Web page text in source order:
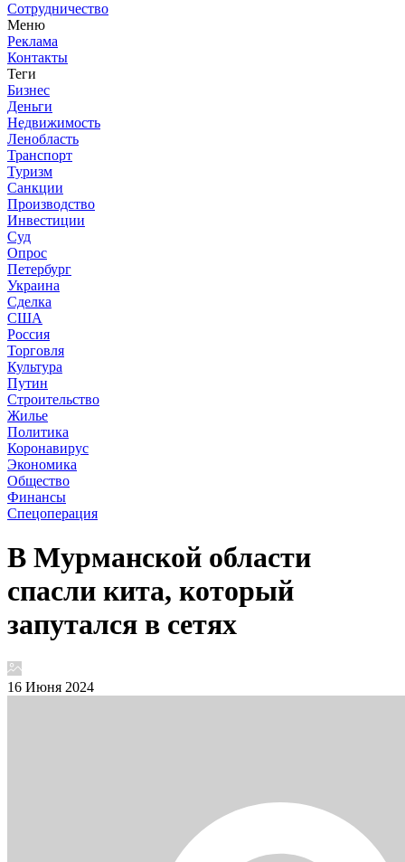
Сотрудничество
Меню
Реклама
Контакты
Теги
Бизнес
Деньги
Недвижимость
Ленобласть
Транспорт
Туризм
Санкции
Производство
Инвестиции
Суд
Опрос
Петербург
Украина
Сделка
США
Россия
Торговля
Культура
Путин
Строительство
Жилье
Политика
Коронавирус
Экономика
Общество
Финансы
Спецоперация
В Мурманской области
спасли кита, который
запутался в сетях
16 Июня 2024